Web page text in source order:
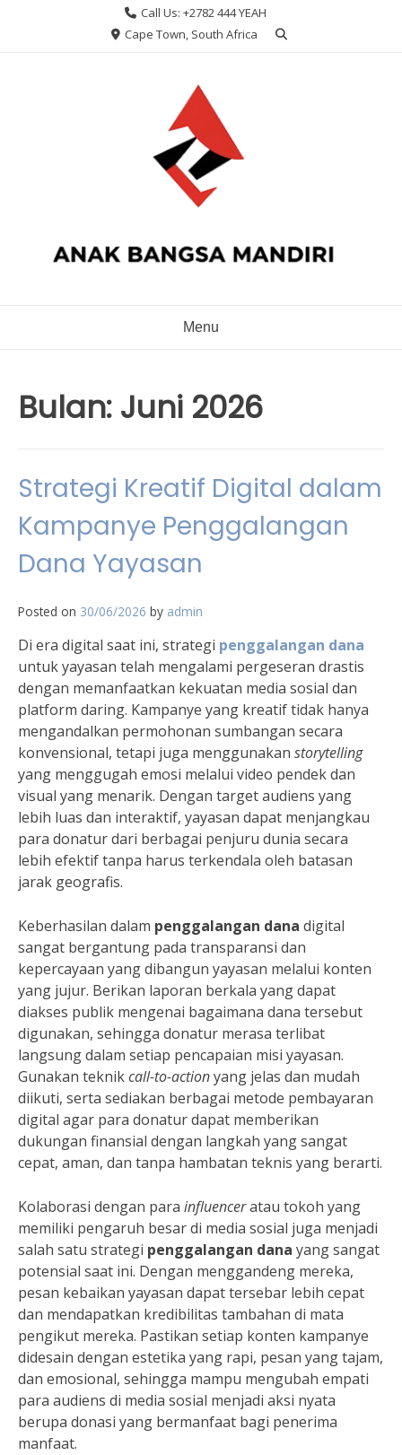
Call Us: +2782 444 YEAH
Cape Town, South Africa
Menu
Bulan: Juni 2026
Strategi Kreatif Digital dalam
Kampanye Penggalangan
Dana Yayasan
Posted on 30/06/2026 by admin
Di era digital saat ini, strategi penggalangan dana
untuk yayasan telah mengalami pergeseran drastis
dengan memanfaatkan kekuatan media sosial dan
platform daring. Kampanye yang kreatif tidak hanya
mengandalkan permohonan sumbangan secara
konvensional, tetapi juga menggunakan storytelling
yang menggugah emosi melalui video pendek dan
visual yang menarik. Dengan target audiens yang
lebih luas dan interaktif, yayasan dapat menjangkau
para donatur dari berbagai penjuru dunia secara
lebih efektif tanpa harus terkendala oleh batasan
jarak geografis.
Keberhasilan dalam penggalangan dana digital
sangat bergantung pada transparansi dan
kepercayaan yang dibangun yayasan melalui konten
yang jujur. Berikan laporan berkala yang dapat
diakses publik mengenai bagaimana dana tersebut
digunakan, sehingga donatur merasa terlibat
langsung dalam setiap pencapaian misi yayasan.
Gunakan teknikcall-to-actionyang jelas dan mudah
diikuti, serta sediakan berbagai metode pembayaran
digital agar para donatur dapat memberikan
dukungan finansial dengan langkah yang sangat
cepat, aman, dan tanpa hambatan teknis yang berarti.
Kolaborasi dengan para influenceratau tokoh yang
memiliki pengaruh besar di media sosial juga menjadi
salah satu strategi penggalangan dana yang sangat
potensial saat ini. Dengan menggandeng mereka,
pesan kebaikan yayasan dapat tersebar lebih cepat
dan mendapatkan kredibilitas tambahan di mata
pengikut mereka. Pastikan setiap konten kampanye
didesain dengan estetika yang rapi, pesan yang tajam,
dan emosional, sehingga mampu mengubah empati
para audiens di media sosial menjadi aksi nyata
berupa donasi yang bermanfaat bagi penerima
manfaat.